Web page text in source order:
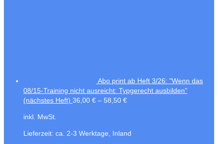
Abo print ab Heft 3/26: "Wenn das
08/15-Training nicht ausreicht: Typgerecht ausbilden"
(nächstes Heft) 36,00 € – 58,50 €
inkl. MwSt.
Lieferzeit: ca. 2-3 Werktage, Inland